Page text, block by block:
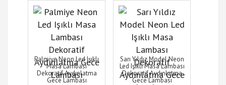
Palmiye Neon Led Işıklı
Masa Lambası
Dekoratif Aydınlatma
Gece Lambası
Sarı Yıldız Model Neon
Led Işıklı Masa Lambası
Dekoratif Aydınlatma
Gece Lambası